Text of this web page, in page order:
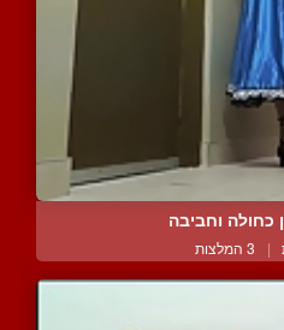
וחביבה
| 3 המלצות